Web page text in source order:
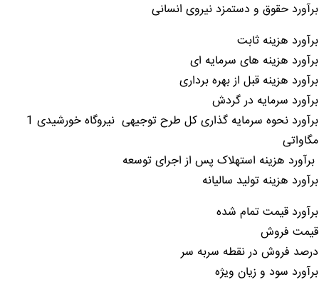
برآورد حقوق و دستمزد نیروی انسانی
برآورد هزینه ثابت
برآورد هزینه های سرمایه ای
برآورد هزینه قبل از بهره برداری
برآورد سرمایه در گردش
برآورد نحوه سرمایه گذاری کل طرح توجیهی نیروگاه خورشیدی 1
مگاواتی
برآورد هزینه استهلاک پس از اجرای توسعه
برآورد هزینه تولید سالیانه
برآورد قیمت تمام شده
قیمت فروش
درصد فروش در نقطه سربه سر
برآورد سود و زیان ویژه